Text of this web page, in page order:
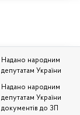
Надано народним
депутатам України
Надано народним
депутатам України
документів до ЗП